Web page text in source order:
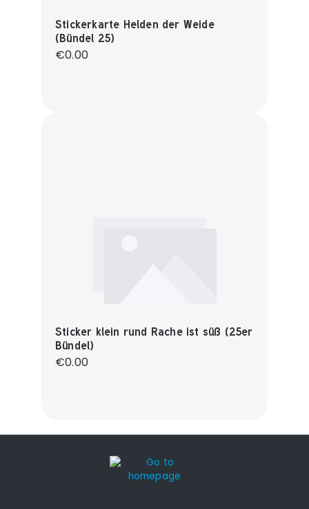
Stickerkarte Helden der Weide
(Bündel 25)
Regular price:
€0.00
Sticker klein rund Rache ist süß (25er
Bündel)
Regular price:
€0.00